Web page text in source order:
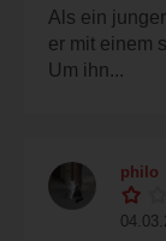
Als ein
er mit einem
Um ihn...
philo